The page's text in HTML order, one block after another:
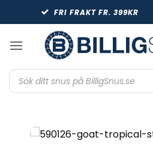
to
FRI FRAKT FR. 399KR
Produktsökning